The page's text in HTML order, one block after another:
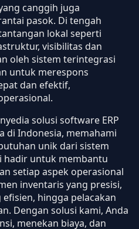
canggih juga
pasok. Di tengah
lokal seperti
visibilitas dan
oleh sistem terintegrasi
untuk merespons
dan efektif,
solusi software ERP
di Indonesia, memahami
unik dari sistem
hadir untuk membantu
setiap aspek operasional
inventaris yang presisi,
hingga pelacakan
Dengan solusi kami, Anda
menekan biaya, dan